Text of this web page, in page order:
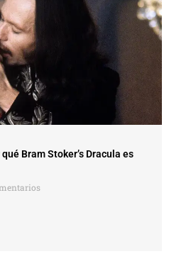
Bram Stoker’s Dracula es